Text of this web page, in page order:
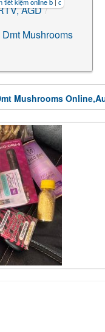
AGD /
Mushrooms
Mushrooms